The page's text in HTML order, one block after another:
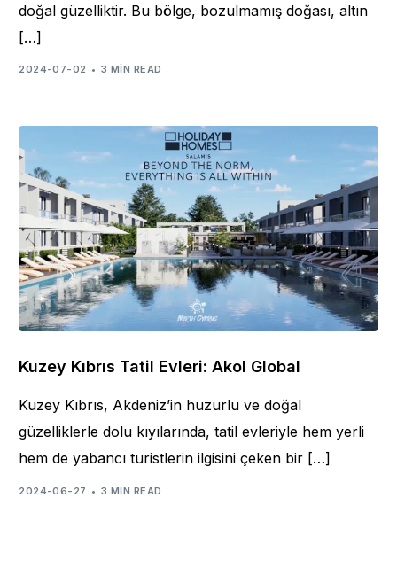
doğal güzelliktir. Bu bölge, bozulmamış doğası, altın
[…]
2024-07-02 3 MIN READ
Kuzey Kıbrıs Tatil Evleri: Akol Global
Kuzey Kıbrıs, Akdeniz’in huzurlu ve doğal
güzelliklerle dolu kıyılarında, tatil evleriyle hem yerli
hem de yabancı turistlerin ilgisini çeken bir […]
2024-06-27 3 MIN READ